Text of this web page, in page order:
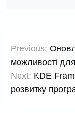
записів
Previous:
можливості
Next: KDE
розвитку